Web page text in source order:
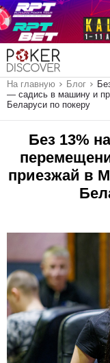
На главную Блог
— садись в машину и
Беларуси по покеру
Без 13%
приезжай в